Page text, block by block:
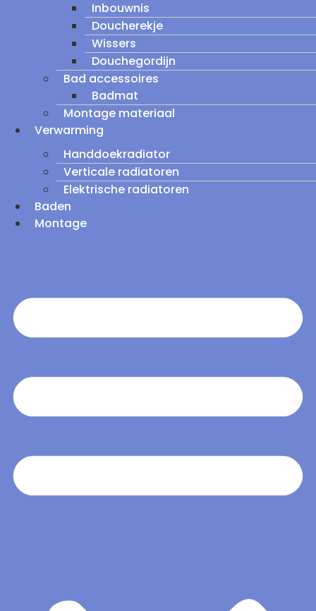
Inbouwnis
Doucherekje
Wissers
Douchegordijn
Bad accessoires
Badmat
Montage materiaal
Verwarming
Handdoekradiator
Verticale radiatoren
Elektrische radiatoren
Baden
Montage